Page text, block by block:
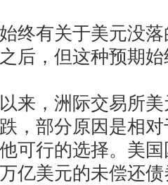
有关于美元没落
后，但这种预期
，洲际交易所美
，部分原因是相
可行的选择。美
亿美元的未偿还